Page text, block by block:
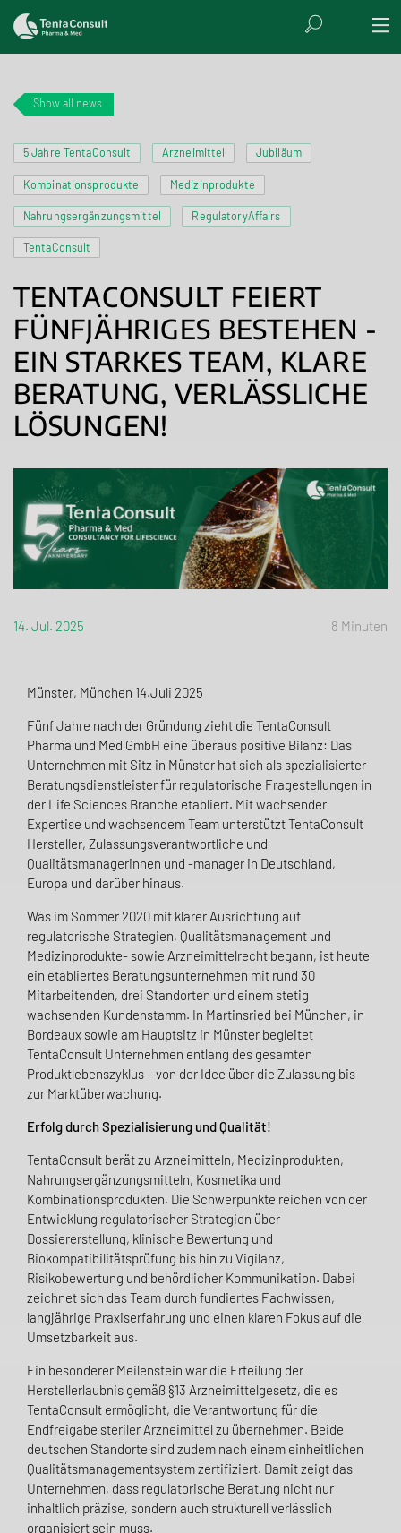
Show all news
5 Jahre TentaConsult Arzneimittel Jubiläum
Kombinationsprodukte Medizinprodukte
Nahrungsergänzungsmittel RegulatoryAffairs
TentaConsult
TENTACONSULT FEIERT
FÜNFJÄHRIGES BESTEHEN -
EIN STARKES TEAM, KLARE
BERATUNG, VERLÄSSLICHE
LÖSUNGEN!
14. Jul. 2025 8 Minuten
Münster, München 14.Juli 2025
Fünf Jahre nach der Gründung zieht die TentaConsult
Pharma und Med GmbH eine überaus positive Bilanz: Das
Unternehmen mit Sitz in Münster hat sich als spezialisierter
Beratungsdienstleister für regulatorische Fragestellungen in
der Life Sciences Branche etabliert. Mit wachsender
Expertise und wachsendem Team unterstützt TentaConsult
Hersteller, Zulassungsverantwortliche und
Qualitätsmanagerinnen und -manager in Deutschland,
Europa und darüber hinaus.
Was im Sommer 2020 mit klarer Ausrichtung auf
regulatorische Strategien, Qualitätsmanagement und
Medizinprodukte- sowie Arzneimittelrecht begann, ist heute
ein etabliertes Beratungsunternehmen mit rund 30
Mitarbeitenden, drei Standorten und einem stetig
wachsenden Kundenstamm. In Martinsried bei München, in
Bordeaux sowie am Hauptsitz in Münster begleitet
TentaConsult Unternehmen entlang des gesamten
Produktlebenszyklus – von der Idee über die Zulassung bis
zur Marktüberwachung.
Erfolg durch Spezialisierung und Qualität!
TentaConsult berät zu Arzneimitteln, Medizinprodukten,
Nahrungsergänzungsmitteln, Kosmetika und
Kombinationsprodukten. Die Schwerpunkte reichen von der
Entwicklung regulatorischer Strategien über
Dossiererstellung, klinische Bewertung und
Biokompatibilitätsprüfung bis hin zu Vigilanz,
Risikobewertung und behördlicher Kommunikation. Dabei
zeichnet sich das Team durch fundiertes Fachwissen,
langjährige Praxiserfahrung und einen klaren Fokus auf die
Umsetzbarkeit aus.
Ein besonderer Meilenstein war die Erteilung der
Herstellerlaubnis gemäß §13 Arzneimittelgesetz, die es
TentaConsult ermöglicht, die Verantwortung für die
Endfreigabe steriler Arzneimittel zu übernehmen. Beide
deutschen Standorte sind zudem nach einem einheitlichen
Qualitätsmanagementsystem zertifiziert. Damit zeigt das
Unternehmen, dass regulatorische Beratung nicht nur
inhaltlich präzise, sondern auch strukturell verlässlich
organisiert sein muss.